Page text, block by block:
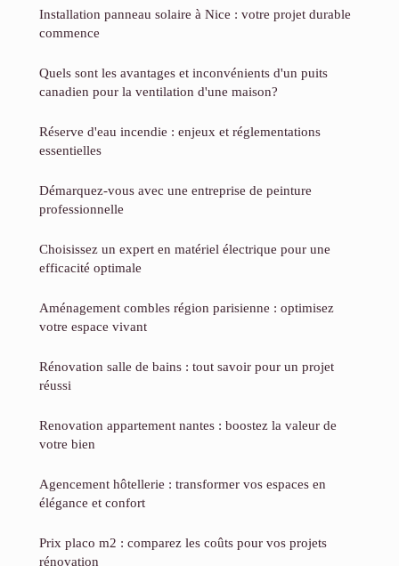
Installation panneau solaire à Nice : votre projet durable
commence
Quels sont les avantages et inconvénients d'un puits
canadien pour la ventilation d'une maison?
Réserve d'eau incendie : enjeux et réglementations
essentielles
Démarquez-vous avec une entreprise de peinture
professionnelle
Choisissez un expert en matériel électrique pour une
efficacité optimale
Aménagement combles région parisienne : optimisez
votre espace vivant
Rénovation salle de bains : tout savoir pour un projet
réussi
Renovation appartement nantes : boostez la valeur de
votre bien
Agencement hôtellerie : transformer vos espaces en
élégance et confort
Prix placo m2 : comparez les coûts pour vos projets
rénovation